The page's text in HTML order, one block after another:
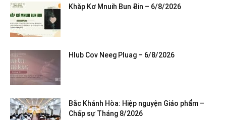
Khăp Kơ Mnuih Bun Ƀin – 6/8/2026
Hlub Cov Neeg Pluag – 6/8/2026
Bắc Khánh Hòa: Hiệp nguyện Giáo phẩm –
Chấp sự Tháng 8/2026